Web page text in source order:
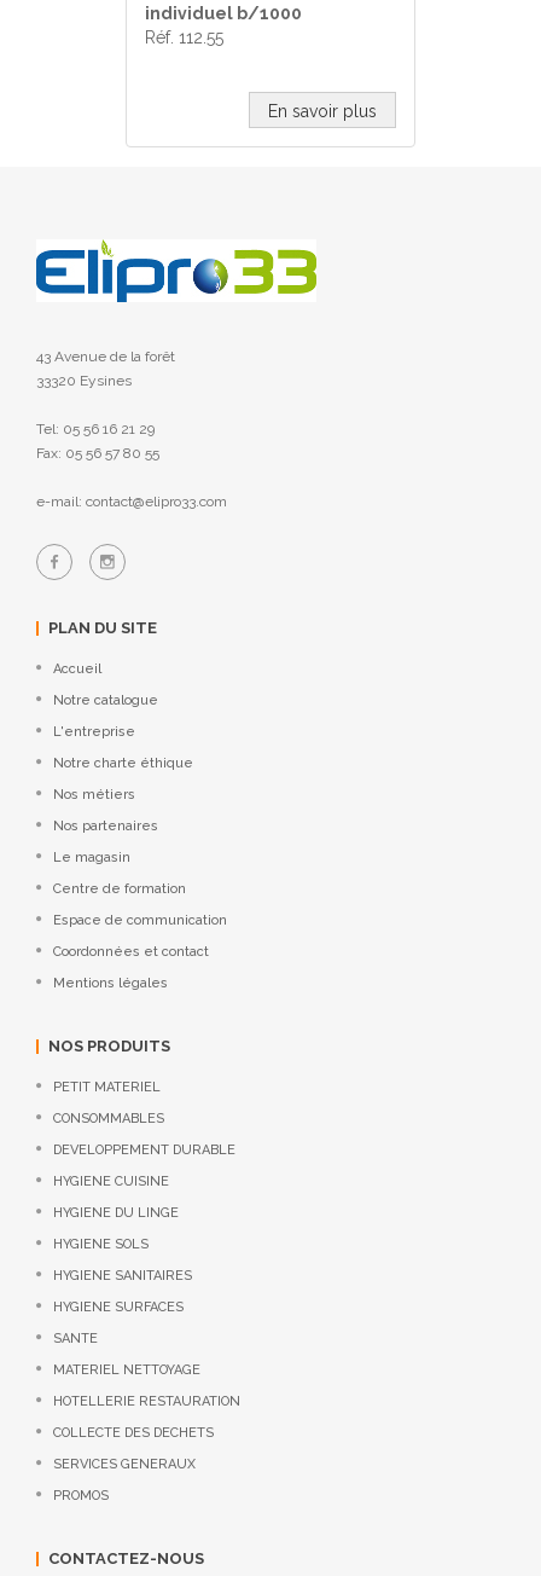
individuel b/1000
Réf. 112.55
En savoir plus
43 Avenue de la forêt
33320 Eysines
Tel: 05 56 16 21 29
Fax: 05 56 57 80 55
e-mail: contact@elipro33.com
PLAN DU SITE
Accueil
Notre catalogue
L'entreprise
Notre charte éthique
Nos métiers
Nos partenaires
Le magasin
Centre de formation
Espace de communication
Coordonnées et contact
Mentions légales
NOS PRODUITS
PETIT MATERIEL
CONSOMMABLES
DEVELOPPEMENT DURABLE
HYGIENE CUISINE
HYGIENE DU LINGE
HYGIENE SOLS
HYGIENE SANITAIRES
HYGIENE SURFACES
SANTE
MATERIEL NETTOYAGE
HOTELLERIE RESTAURATION
COLLECTE DES DECHETS
SERVICES GENERAUX
PROMOS
CONTACTEZ-NOUS